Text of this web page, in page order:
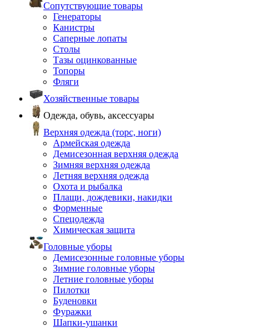
Сопутствующие товары
Генераторы
Канистры
Саперные лопаты
Столы
Тазы оцинкованные
Топоры
Фляги
Хозяйственные товары
Одежда, обувь, аксессуары
Верхняя одежда (торс, ноги)
Армейская одежда
Демисезонная верхняя одежда
Зимняя верхняя одежда
Летняя верхняя одежда
Охота и рыбалка
Плащи, дождевики, накидки
Форменные
Спецодежда
Химическая защита
Головные уборы
Демисезонные головные уборы
Зимние головные уборы
Летние головные уборы
Пилотки
Буденовки
Фуражки
Шапки-ушанки